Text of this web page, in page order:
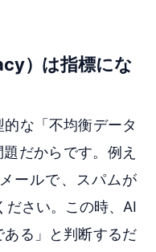
）は指標にな
な「不均衡データ
だからです。例え
ールで、スパムが
ださい。この時、AI
る」と判断するだ